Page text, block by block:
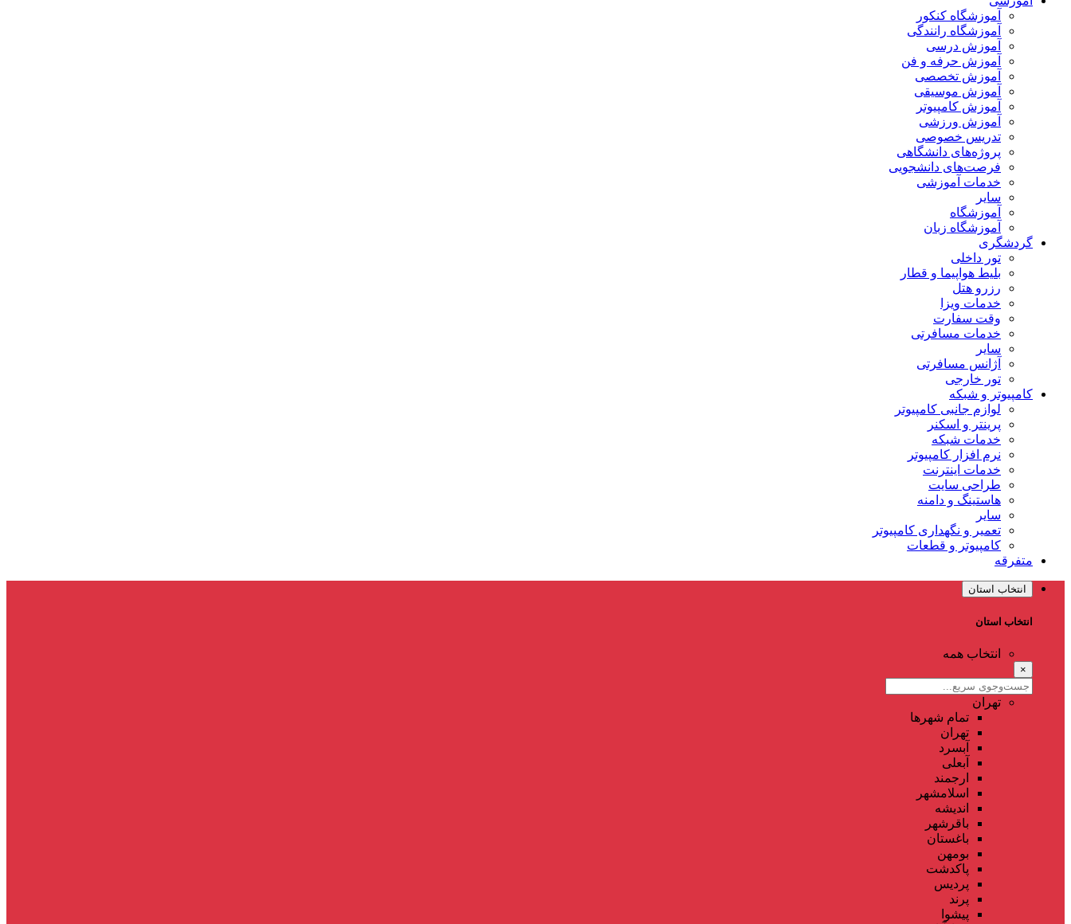
آموزشگاه کنکور
آموزشگاه رانندگی
آموزش درسی
آموزش حرفه و فن
آموزش تخصصی
آموزش موسیقی
آموزش کامپیوتر
آموزش ورزشی
تدریس خصوصی
پروژه‌های دانشگاهی
فرصت‌های دانشجویی
خدمات آموزشی
سایر
آموزشگاه
آموزشگاه زبان
گردشگری
تور داخلی
بلیط هواپیما و قطار
رزرو هتل
خدمات ویزا
وقت سفارت
خدمات مسافرتی
سایر
آژانس مسافرتی
تور خارجی
کامپیوتر و شبکه
لوازم جانبی کامپیوتر
پرینتر و اسکنر
خدمات شبکه
نرم افزار کامپیوتر
خدمات اینترنت
طراحی سایت
هاستینگ و دامنه
سایر
تعمیر و نگهداری کامپیوتر
کامپیوتر و قطعات
متفرقه
انتخاب استان
انتخاب استان
انتخاب همه
×
تهران
تمام شهر‌ها
تهران
آبسرد
آبعلی
ارجمند
اسلامشهر
اندیشه
باقرشهر
باغستان
بومهن
پاکدشت
پردیس
پرند
پیشوا